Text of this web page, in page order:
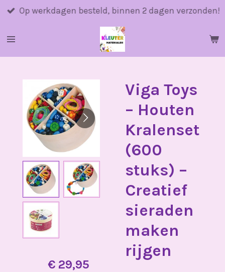
Ga
naar
Op werkdagen besteld, binnen 2 dagen verzonden!
Viga Toys
– Houten
Kralenset
(600
stuks) –
Creatief
sieraden
maken
rijgen
€ 29,95